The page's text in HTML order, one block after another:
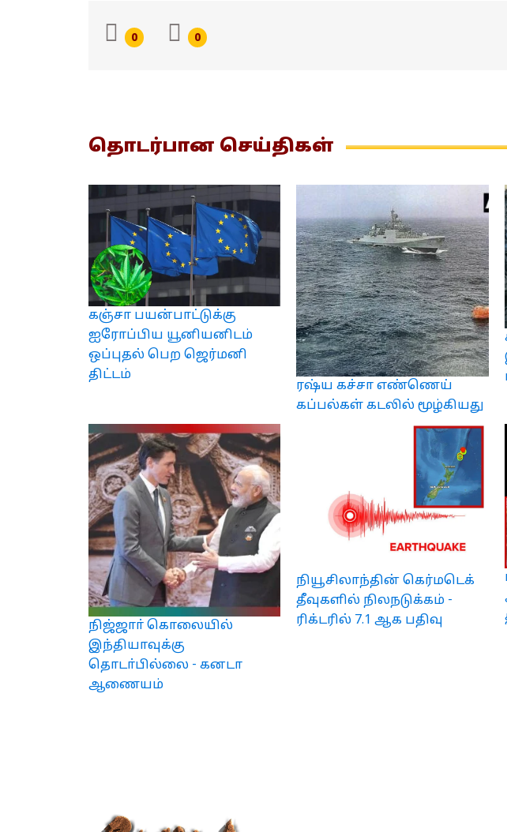
0 0
தொடர்பான செய்திகள்
கஞ்சா பயன்பாட்டுக்கு
ஐரோப்பிய யூனியனிடம்
ஒப்புதல் பெற ஜெர்மனி
திட்டம்
ரஷ்ய கச்சா எண்ணெய்
கப்பல்கள் கடலில் மூழ்கியது
நிஜ்ஜாா் கொலையில்
இந்தியாவுக்கு
தொடா்பில்லை - கனடா
ஆணையம்
நியூசிலாந்தின் கெர்மடெக்
தீவுகளில் நிலநடுக்கம் -
ரிக்டரில் 7.1 ஆக பதிவு